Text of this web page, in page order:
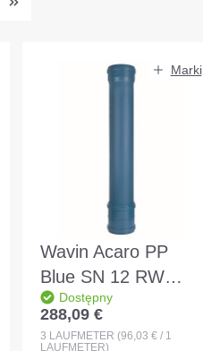
Marki
Wavin Acaro PP
Blue SN 12 RW
Rura DN 200 BL
3000mm z
Dostępny
Cena regularna:
288,09 €
3 LAUFMETER (96,03 € / 1
LAUFMETER)